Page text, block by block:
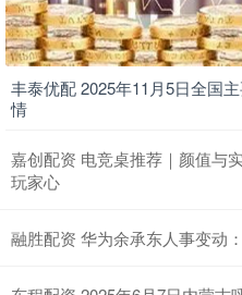
丰泰优配 2025年11月5日全国
情
嘉创配资 电竞桌推荐｜颜值与
玩家心
融胜配资 华为余承东人事变动